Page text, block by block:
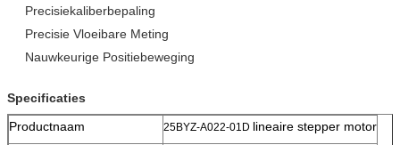
Precisiekaliberbepaling
Precisie Vloeibare Meting
Nauwkeurige Positiebeweging
Specificaties
Productnaam
25BYZ-A022-01D lineaire stepper motor